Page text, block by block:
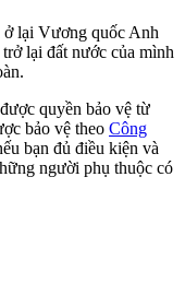
ở lại Vương quốc Anh
lại đất nước của mình
quyền bảo vệ từ
bảo vệ theo Công
bạn đủ điều kiện và
người phụ thuộc có